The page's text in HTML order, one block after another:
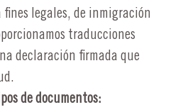
legales, de inmigración
traducciones
declaración firmada que
de documentos: